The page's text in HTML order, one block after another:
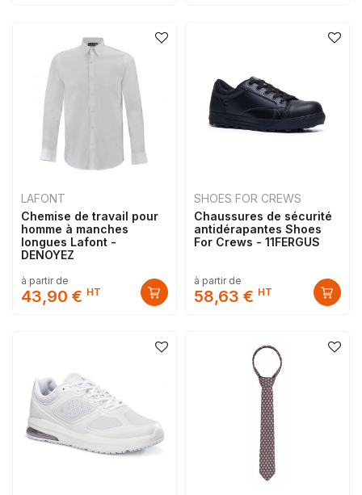
LAFONT
Chemise de travail pour
homme à manches
longues Lafont -
DENOYEZ
à partir de
43,90 € HT
SHOES FOR CREWS
Chaussures de sécurité
antidérapantes Shoes
For Crews - 11FERGUS
à partir de
58,63 € HT